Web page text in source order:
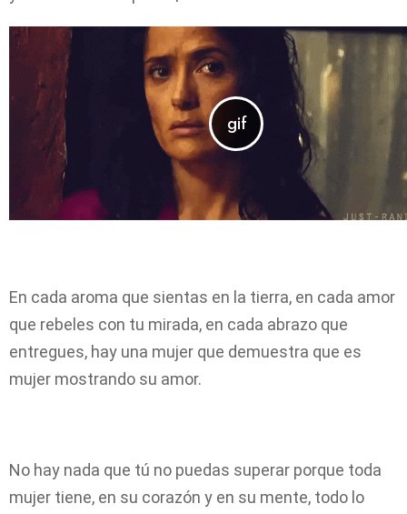
En cada aroma que sientas en la tierra, en cada amor
que rebeles con tu mirada, en cada abrazo que
entregues, hay una mujer que demuestra que es
mujer mostrando su amor.
No hay nada que tú no puedas superar porque toda
mujer tiene, en su corazón y en su mente, todo lo